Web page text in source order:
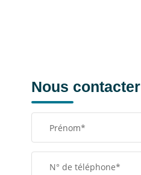
Nous contacter
Prénom*
N° de téléphone*